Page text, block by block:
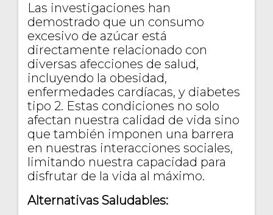
Las investigaciones han
demostrado que un consumo
excesivo de azúcar está
directamente relacionado con
diversas afecciones de salud,
incluyendo la obesidad,
enfermedades cardíacas, y diabetes
tipo 2. Estas condiciones no solo
afectan nuestra calidad de vida sino
que también imponen una barrera
en nuestras interacciones sociales,
limitando nuestra capacidad para
disfrutar de la vida al máximo.
Alternativas Saludables: